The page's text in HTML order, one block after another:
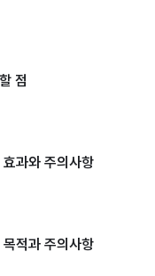
점
과와 주의사항
적과 주의사항